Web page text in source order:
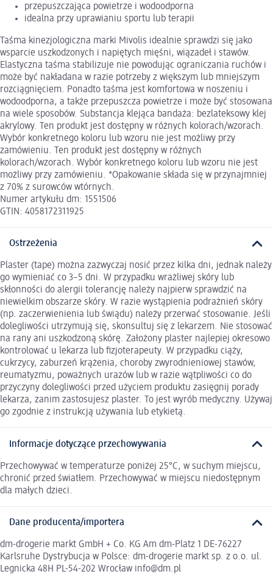
przepuszczająca powietrze i wodoodporna
idealna przy uprawianiu sportu lub terapii
Taśma kinezjologiczna marki Mivolis idealnie sprawdzi się jako
wsparcie uszkodzonych i napiętych mięśni, wiązadeł i stawów.
Elastyczna taśma stabilizuje nie powodując ograniczania ruchów i
może być nakładana w razie potrzeby z większym lub mniejszym
rozciągnięciem. Ponadto taśma jest komfortowa w noszeniu i
wodoodporna, a także przepuszcza powietrze i może być stosowana
na wiele sposobów. Substancja klejąca bandaża: bezlateksowy klej
akrylowy. Ten produkt jest dostępny w różnych kolorach/wzorach.
Wybór konkretnego koloru lub wzoru nie jest możliwy przy
zamówieniu. Ten produkt jest dostępny w różnych
kolorach/wzorach. Wybór konkretnego koloru lub wzoru nie jest
możliwy przy zamówieniu. *Opakowanie składa się w przynajmniej
z 70% z surowców wtórnych.
Numer artykułu dm: 1551506
GTIN: 4058172311925
Ostrzeżenia
Plaster (tape) można zazwyczaj nosić przez kilka dni, jednak należy
go wymieniać co 3–5 dni. W przypadku wrażliwej skóry lub
skłonności do alergii tolerancję należy najpierw sprawdzić na
niewielkim obszarze skóry. W razie wystąpienia podrażnień skóry
(np. zaczerwienienia lub świądu) należy przerwać stosowanie. Jeśli
dolegliwości utrzymują się, skonsultuj się z lekarzem. Nie stosować
na rany ani uszkodzoną skórę. Założony plaster najlepiej okresowo
kontrolować u lekarza lub fizjoterapeuty. W przypadku ciąży,
cukrzycy, zaburzeń krążenia, choroby zwyrodnieniowej stawów,
reumatyzmu, poważnych urazów lub w razie wątpliwości co do
przyczyny dolegliwości przed użyciem produktu zasięgnij porady
lekarza, zanim zastosujesz plaster. To jest wyrób medyczny. Używaj
go zgodnie z instrukcją używania lub etykietą.
Informacje dotyczące przechowywania
Przechowywać w temperaturze poniżej 25°C, w suchym miejscu,
chronić przed światłem. Przechowywać w miejscu niedostępnym
dla małych dzieci.
Dane producenta/importera
dm-drogerie markt GmbH + Co. KG Am dm-Platz 1 DE-76227
Karlsruhe Dystrybucja w Polsce: dm-drogerie markt sp. z o.o. ul.
Legnicka 48H PL-54-202 Wrocław info@dm.pl